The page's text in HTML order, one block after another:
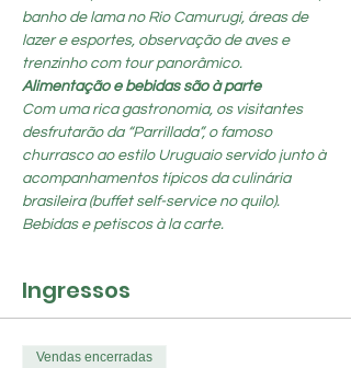
banho de lama no Rio Camurugi, áreas de
lazer e esportes, observação de aves e
trenzinho com tour panorâmico.
Alimentação e bebidas são à parte
Com uma rica gastronomia, os visitantes
desfrutarão da “Parrillada”, o famoso
churrasco ao estilo Uruguaio servido junto à
acompanhamentos típicos da culinária
brasileira (buffet self-service no quilo).
Bebidas e petiscos à la carte.
Ingressos
Vendas encerradas